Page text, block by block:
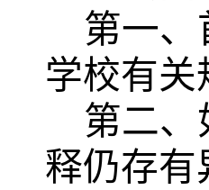
第一
学校有关
第二
释仍存有